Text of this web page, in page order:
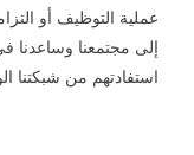
عملية التوظيف أو
إلى مجتمعنا وساعدنا
استفادتهم من شبكتنا